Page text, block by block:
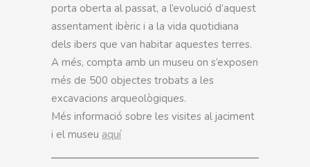
porta oberta al passat, a l’evolució d’aquest
assentament ibèric i a la vida quotidiana
dels ibers que van habitar aquestes terres.
A més, compta amb un museu on s’exposen
més de 500 objectes trobats a les
excavacions arqueològiques.
Més informació sobre les visites al jaciment
i el museu aquí